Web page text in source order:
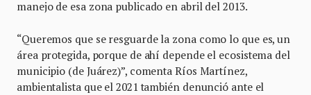
manejo de esa zona publicado en abril del 2013.
“Queremos que se resguarde la zona como lo que es, un
área protegida, porque de ahí depende el ecosistema del
municipio (de Juárez)”, comenta Ríos Martínez,
ambientalista que el 2021 también denunció ante el